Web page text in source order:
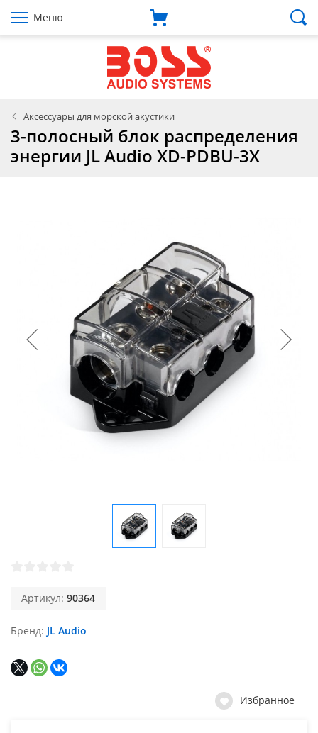
Меню
Аксессуары для морской акустики
3-полосный блок распределения
энергии JL Audio XD-PDBU-3X
Артикул: 90364
Бренд JL Audio
Избранное